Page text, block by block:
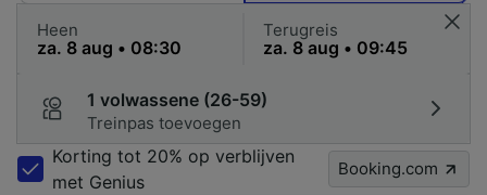
Heen Terugreis
1 volwassene (26-59)
Treinpas toevoegen
Korting tot 20% op verblijven
met Genius
Booking.com